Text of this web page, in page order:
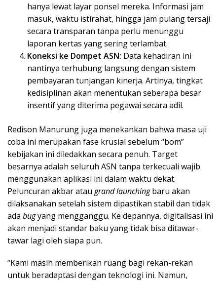
hanya lewat layar ponsel mereka. Informasi jam
masuk, waktu istirahat, hingga jam pulang tersaji
secara transparan tanpa perlu menunggu
laporan kertas yang sering terlambat.
Koneksi ke Dompet ASN: Data kehadiran ini
nantinya terhubung langsung dengan sistem
pembayaran tunjangan kinerja. Artinya, tingkat
kedisiplinan akan menentukan seberapa besar
insentif yang diterima pegawai secara adil.
Redison Manurung juga menekankan bahwa masa uji
coba ini merupakan fase krusial sebelum “bom”
kebijakan ini diledakkan secara penuh. Target
besarnya adalah seluruh ASN tanpa terkecuali wajib
menggunakan aplikasi ini dalam waktu dekat.
Peluncuran akbar atau grand launchingbaru akan
dilaksanakan setelah sistem dipastikan stabil dan tidak
ada bugyang mengganggu. Ke depannya, digitalisasi ini
akan menjadi standar baku yang tidak bisa ditawar-
tawar lagi oleh siapa pun.
“Kami masih memberikan ruang bagi rekan-rekan
untuk beradaptasi dengan teknologi ini. Namun,